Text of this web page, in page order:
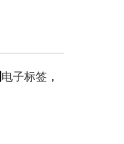
电子标签 ，